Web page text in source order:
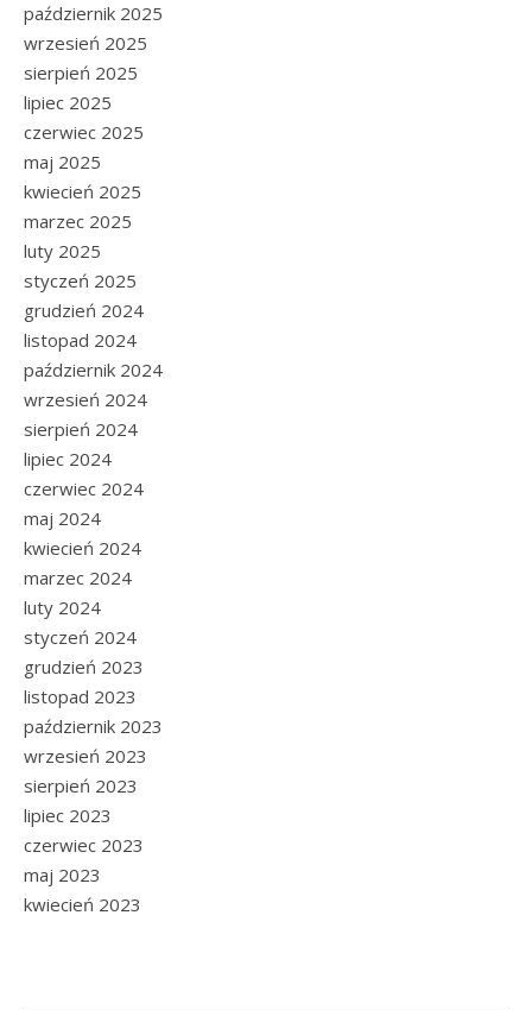
październik 2025
wrzesień 2025
sierpień 2025
lipiec 2025
czerwiec 2025
maj 2025
kwiecień 2025
marzec 2025
luty 2025
styczeń 2025
grudzień 2024
listopad 2024
październik 2024
wrzesień 2024
sierpień 2024
lipiec 2024
czerwiec 2024
maj 2024
kwiecień 2024
marzec 2024
luty 2024
styczeń 2024
grudzień 2023
listopad 2023
październik 2023
wrzesień 2023
sierpień 2023
lipiec 2023
czerwiec 2023
maj 2023
kwiecień 2023